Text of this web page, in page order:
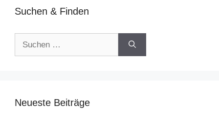
Suchen & Finden
Neueste Beiträge